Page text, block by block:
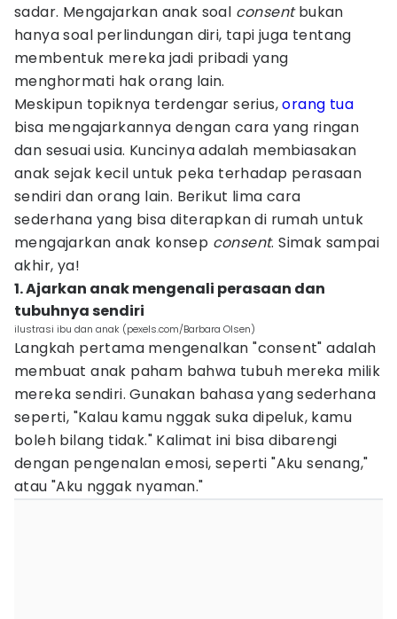
sadar. Mengajarkan anak soal consentbukan
hanya soal perlindungan diri, tapi juga tentang
membentuk mereka jadi pribadi yang
menghormati hak orang lain.
Meskipun topiknya terdengar serius,orang tua
bisa mengajarkannya dengan cara yang ringan
dan sesuai usia. Kuncinya adalah membiasakan
anak sejak kecil untuk peka terhadap perasaan
sendiri dan orang lain. Berikut lima cara
sederhana yang bisa diterapkan di rumah untuk
mengajarkan anak konsep consent. Simak sampai
akhir, ya!
1. Ajarkan anak mengenali perasaan dan
tubuhnya sendiri
ilustrasi ibu dan anak (pexels.com/Barbara Olsen)
Langkah pertama mengenalkan "consent" adalah
membuat anak paham bahwa tubuh mereka milik
mereka sendiri. Gunakan bahasa yang sederhana
seperti, "Kalau kamu nggak suka dipeluk, kamu
boleh bilang tidak." Kalimat ini bisa dibarengi
dengan pengenalan emosi, seperti "Aku senang,"
atau "Aku nggak nyaman."